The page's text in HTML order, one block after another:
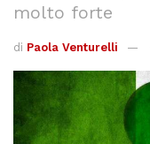
molto forte
di Paola Venturelli